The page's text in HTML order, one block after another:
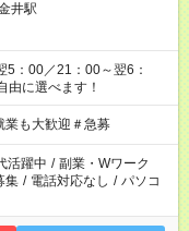
井駅
5：00／21：00～翌6：
自由に選べます！
も大歓迎＃急募
活躍中 / 副業・Wワーク
集 / 電話対応なし / パソコ